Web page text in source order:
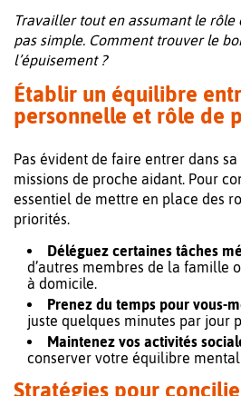
Travailler tout en assumant le rôle
pas simple. Comment trouver le
l’épuisement ?
Établir un équilibre
personnelle et rôle de
Pas évident de faire entrer dans
missions de proche aidant. Pour
essentiel de mettre en place des
priorités.
Déléguez certaines tâches
d’autres membres de la famille
à domicile.
Prenez du temps pour vous-
juste quelques minutes par jour
Maintenez vos activités
conserver votre équilibre
Stratégies pour